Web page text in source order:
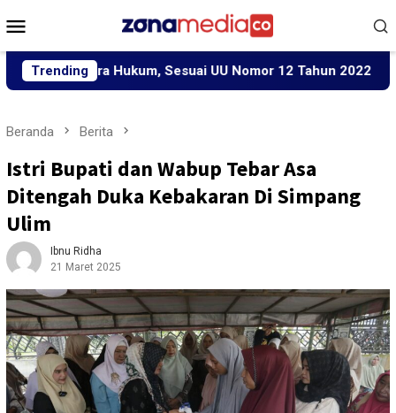
ke
Mobile
Trending
Hukum, Sesuai UU Nomor 12 Tahun 2022 Tentang TPKS
Beranda Berita
Istri Bupati dan Wabup Tebar Asa
Ditengah Duka Kebakaran Di Simpang
Ulim
Ibnu Ridha
21 Maret 2025